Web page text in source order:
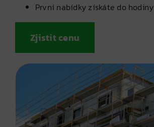
První nabídky získáte do hodiny
Zjistit cenu